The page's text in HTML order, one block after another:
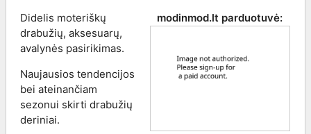
modinmod.lt parduotuvė:
Didelis moteriškų
drabužių, aksesuarų,
avalynės pasirikimas.
Naujausios tendencijos
bei ateinančiam
sezonui skirti drabužių
deriniai.